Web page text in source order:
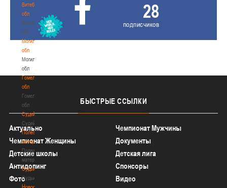
Витебская
обл
Витебская
обл
Могилевская
обл
Могилевская
обл
Гомельская
обл
Гомельская
обл
Судейство
Судейство
Полезные
материалы
Полезные
материалы
Судьи
Судьи
28
подписчиков
БЫСТРЫЕ ССЫЛКИ
Актуально
Чемпионат Мужчины
Чемпионат Женщины
Документы
Детские школы
Детская лига
Антидопинг
Спонсоры
Фото
Видео